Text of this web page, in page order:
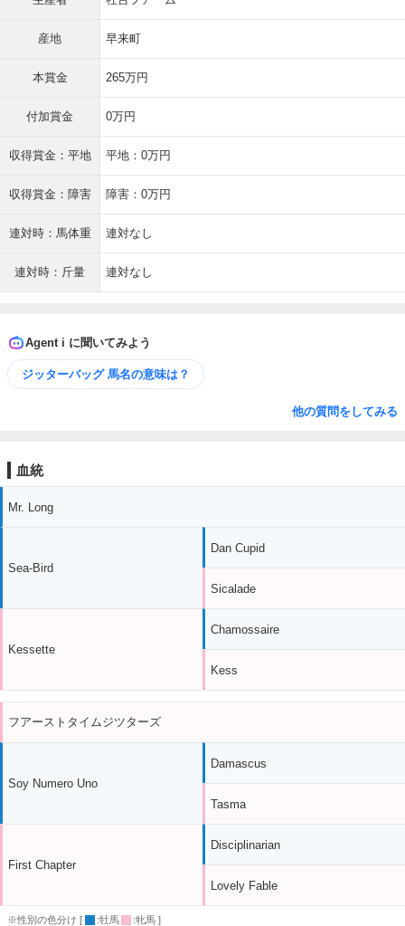
産地 早来町
本賞金 265万円
付加賞金 0万円
収得賞金：平地 平地：0万円
収得賞金：障害 障害：0万円
連対時：馬体重 連対なし
連対時：斤量 連対なし
Agent i に聞いてみよう
ジッターバッグ 馬名の意味は？
他の質問をしてみる
血統
Mr. Long
Sea-Bird
Kessette
Dan Cupid
Sicalade
Chamossaire
Kess
フアーストタイムジツターズ
Soy Numero Uno
First Chapter
Damascus
Tasma
Disciplinarian
Lovely Fable
※性別の色分け [ :牡馬 :牝馬 ]